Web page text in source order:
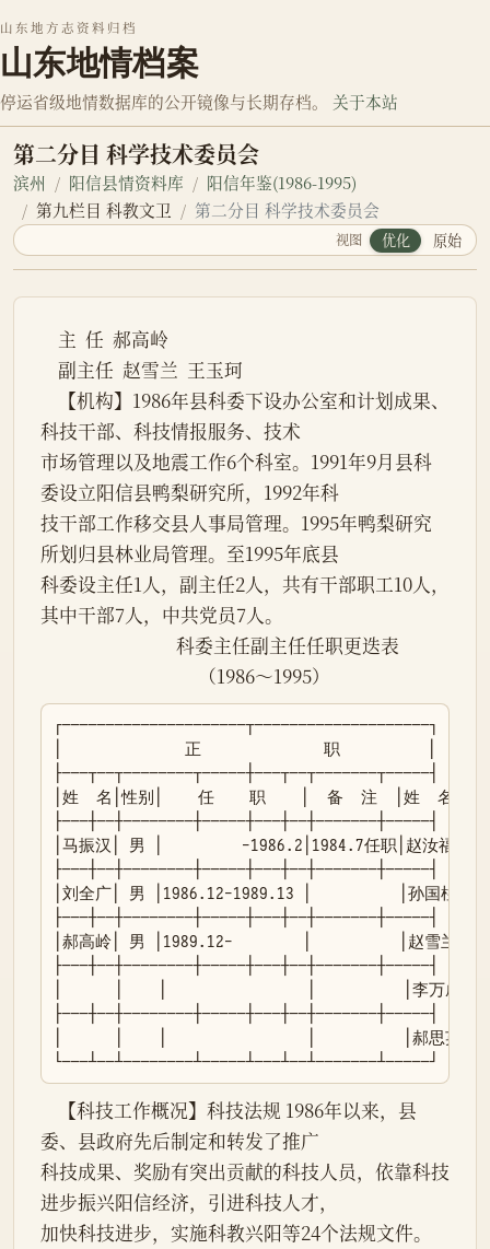
山东地方志资料归档
山东地情档案
停运省级地情数据库的公开镜像与长期存档。 关于本站
第二分目 科学技术委员会
滨州 阳信县情资料库
阳信年鉴(1986-1995)
第九栏目 科教文卫
第二分目 科学技术委员会
视图 优化 原始
科技干部、科技情报服务、技术
市场管理以及地震工作6个科室。1991年9月县科
委设立阳信县鸭梨研究所，1992年科
技干部工作移交县人事局管理。1995年鸭梨研究
所划归县林业局管理。至1995年底县
科委设主任1人，副主任2人，共有干部职工10人，
其中干部7人，中共党员7人。
                                    （1986～1995）
┌─────────────────────┬────────────────────┐
│              正              职          │
├───┬──┬────────┬─────┼───┬──┬───────┬─────┤
│姓  名│性别│    任    职    │  备  注  │姓  名│
├───┼──┼────────┼─────┼───┼──┼───────┼─────┤
│马振汉│ 男 │         -1986.2│1984.7任职│赵汝福│
├───┼──┼────────┼─────┼───┼──┼───────┼─────┤
│刘全广│ 男 │1986.12-1989.13 │          │孙国柱│
├───┼──┼────────┼─────┼───┼──┼───────┼─────┤
│郝高岭│ 男 │1989.12-        │          │赵雪兰│
├───┼──┼────────┼─────┼───┼──┼───────┼─────┤
│      │    │                │          │李万成│ 男
├───┼──┼────────┼─────┼───┼──┼───────┼─────┤
│      │    │                │          │郝思英│ 男
└───┴──┴────────┴─────┴───┴──┴───────┴─────┘
委、县政府先后制定和转发了推广
科技成果、奖励有突出贡献的科技人员，依靠科技
进步振兴阳信经济，引进科技人才，
加快科技进步，实施科教兴阳等24个法规文件。